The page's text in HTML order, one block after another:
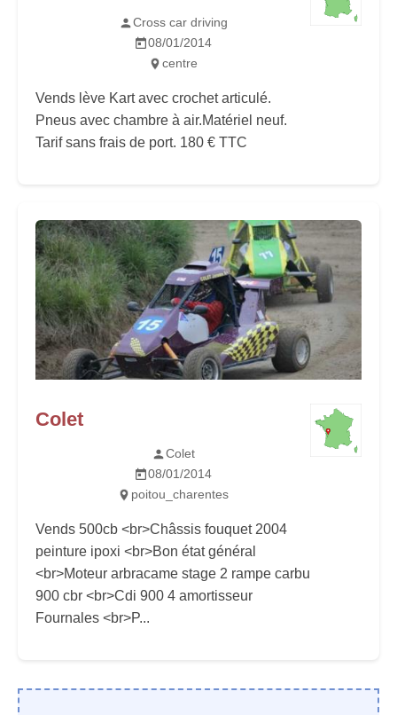
Cross car driving
08/01/2014
centre
Vends lève Kart avec crochet articulé.
Pneus avec chambre à air.Matériel neuf.
Tarif sans frais de port. 180 € TTC
Colet
Colet
08/01/2014
poitou_charentes
Vends 500cb <br>Châssis fouquet 2004
peinture ipoxi <br>Bon état général
<br>Moteur arbracame stage 2 rampe carbu
900 cbr <br>Cdi 900 4 amortisseur
Fournales <br>P...